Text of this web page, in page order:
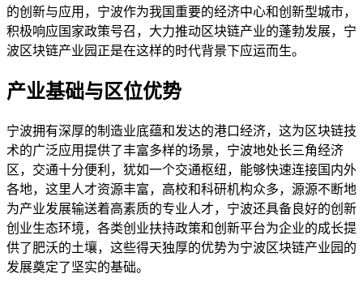
的创新与应用，宁波作为我国重要的经济中心和创新型城市，
积极响应国家政策号召，大力推动区块链产业的蓬勃发展，宁
波区块链产业园正是在这样的时代背景下应运而生。
产业基础与区位优势
宁波拥有深厚的制造业底蕴和发达的港口经济，这为区块链技
术的广泛应用提供了丰富多样的场景，宁波地处长三角经济
区，交通十分便利，犹如一个交通枢纽，能够快速连接国内外
各地，这里人才资源丰富，高校和科研机构众多，源源不断地
为产业发展输送着高素质的专业人才，宁波还具备良好的创新
创业生态环境，各类创业扶持政策和创新平台为企业的成长提
供了肥沃的土壤，这些得天独厚的优势为宁波区块链产业园的
发展奠定了坚实的基础。